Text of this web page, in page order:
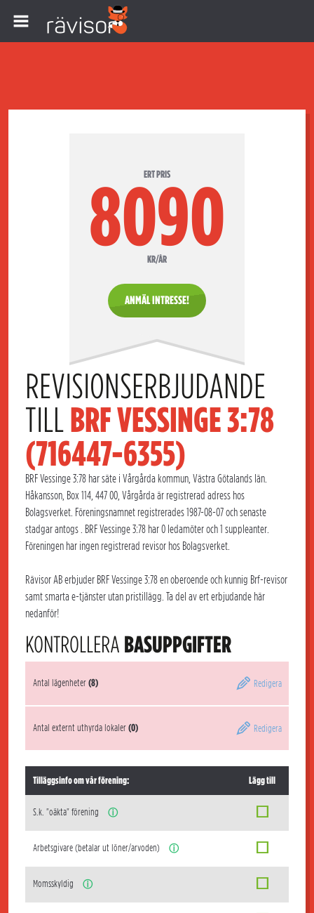
ERT PRIS
8090
KR/ÅR
ANMÄL INTRESSE!
REVISIONSERBJUDANDE
TILL BRF VESSINGE 3:78
(716447-6355)
BRF Vessinge 3:78 har säte i Vårgårda kommun, Västra Götalands län.
Håkansson, Box 114, 447 00, Vårgårda är registrerad adress hos
Bolagsverket. Föreningsnamnet registrerades 1987-08-07 och senaste
stadgar antogs . BRF Vessinge 3:78 har 0 ledamöter och 1 suppleanter.
Föreningen har ingen registrerad revisor hos Bolagsverket.
Rävisor AB erbjuder BRF Vessinge 3:78 en oberoende och kunnig Brf-revisor
samt smarta e-tjänster utan pristillägg. Ta del av ert erbjudande här
nedanför!
KONTROLLERA BASUPPGIFTER
Antal lägenheter(8) Redigera
Antal externt uthyrda lokaler(0) Redigera
Tilläggsinfo om vår förening: Lägg till
S.k. "oäkta" förening ⓘ
Arbetsgivare (betalar ut löner/arvoden) ⓘ
Momsskyldig ⓘ